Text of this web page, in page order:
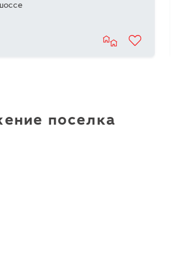
поселка